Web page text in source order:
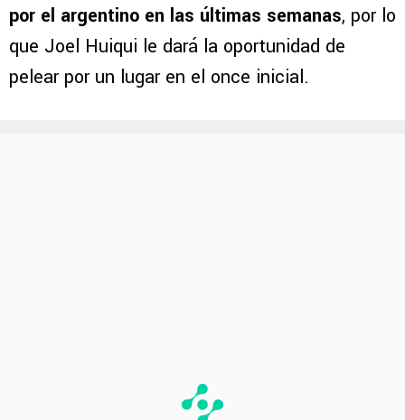
por el argentino en las últimas semanas, por lo
que Joel Huiqui le dará la oportunidad de
pelear por un lugar en el once inicial.